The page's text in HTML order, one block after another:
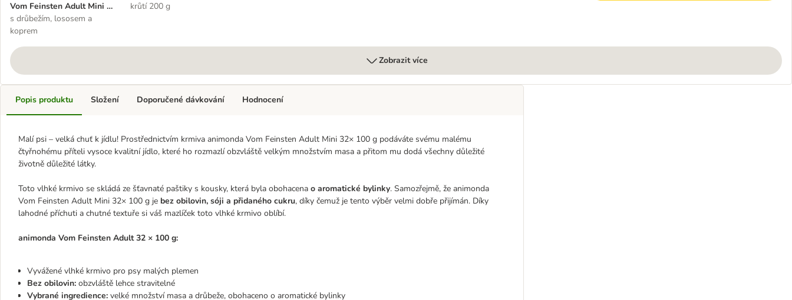
Vom Feinsten Adult Mini 32
x 100 g
s drůbežím, lososem a
koprem
krůtí 200 g
Zobrazit více
Popis produktu
Malí psi – velká chuť k jídlu! Prostřednictvím krmiva animonda Vom Feinsten Adult Mini 32× 100 g podáváte svému malému
čtyřnohému příteli vysoce kvalitní jídlo, které ho rozmazlí obzvláště velkým množstvím masa a přitom mu dodá všechny důležité
životně důležité látky.
Toto vlhké krmivo se skládá ze šťavnaté paštiky s kousky, která byla obohacena o aromatické bylinky. Samozřejmě, že animonda
Vom Feinsten Adult Mini 32× 100 g je bez obilovin, sóji a přidaného cukru, díky čemuž je tento výběr velmi dobře přijímán. Díky
lahodné příchuti a chutné textuře si váš mazlíček toto vlhké krmivo oblíbí.
animonda Vom Feinsten Adult 32 × 100 g:
Vyvážené vlhké krmivo pro psy malých plemen
Bez obilovin: obzvláště lehce stravitelné
Vybrané ingredience: velké množství masa a drůbeže, obohaceno o aromatické bylinky
Složení Doporučené dávkování Hodnocení